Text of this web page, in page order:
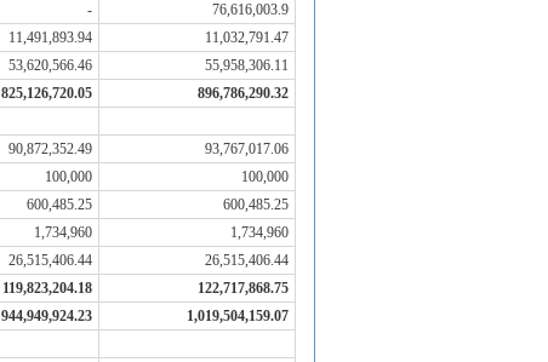
-
76,616,003.9
11,491,893.94
11,032,791.47
53,620,566.46
55,958,306.11
825,126,720.05
896,786,290.32
90,872,352.49
93,767,017.06
100,000
100,000
600,485.25
600,485.25
1,734,960
1,734,960
26,515,406.44
26,515,406.44
119,823,204.18
122,717,868.75
944,949,924.23
1,019,504,159.07